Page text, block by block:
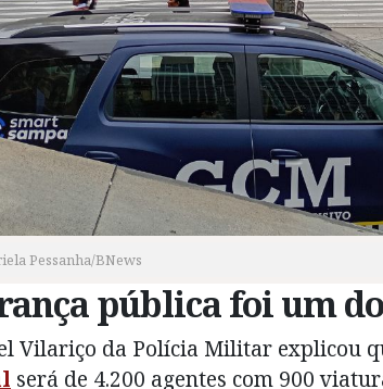
Pessanha/BNews
pública foi um
Vilariço da Polícia Militar explicou
será de 4.200 agentes com 900